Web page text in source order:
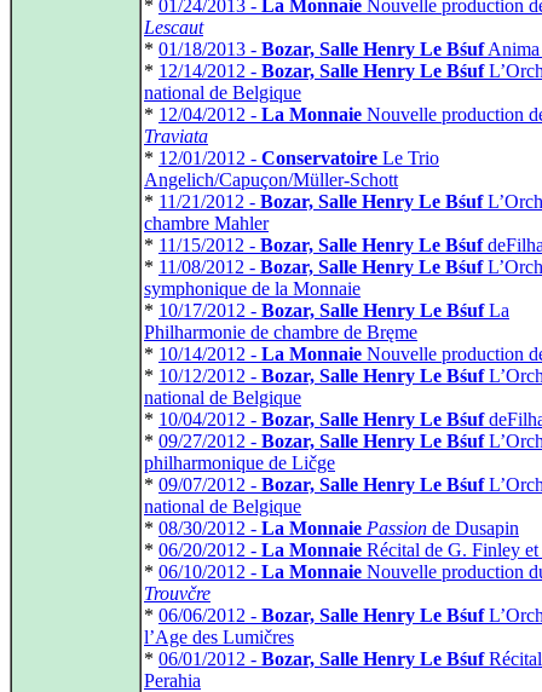
* 01/24/2013 - La Monnaie Nouvelle production
Lescaut
* 01/18/2013 - Bozar, Salle Henry Le BśufAnima
* 12/14/2012 - Bozar, Salle Henry Le Bśuf
national de Belgique
* 12/04/2012 - La Monnaie Nouvelle production
Traviata
* 12/01/2012 - Conservatoire Le Trio
Angelich/Capuçon/Müller-Schott
* 11/21/2012 - Bozar, Salle Henry Le Bśuf
chambre Mahler
* 11/15/2012 - Bozar, Salle Henry Le Bśuf
* 11/08/2012 - Bozar, Salle Henry Le Bśuf
symphonique de la Monnaie
* 10/17/2012 - Bozar, Salle Henry Le BśufLa
Philharmonie de chambre de Bręme
* 10/14/2012 - La Monnaie Nouvelle production
* 10/12/2012 - Bozar, Salle Henry Le Bśuf
national de Belgique
* 10/04/2012 - Bozar, Salle Henry Le Bśuf
* 09/27/2012 - Bozar, Salle Henry Le Bśuf
philharmonique de Ličge
* 09/07/2012 - Bozar, Salle Henry Le Bśuf
national de Belgique
* 08/30/2012 - La Monnaie Passion de Dusapin
* 06/20/2012 - La Monnaie Récital de G. Finley
* 06/10/2012 - La Monnaie Nouvelle production
Trouvčre
* 06/06/2012 - Bozar, Salle Henry Le Bśuf
l’Age des Lumičres
* 06/01/2012 - Bozar, Salle Henry Le Bśuf
Perahia